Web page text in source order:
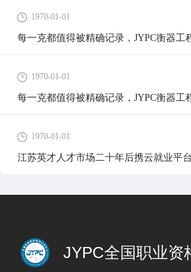
1970-01-01
每一克都值得被精确记录，JYPC衡器工
1970-01-01
每一克都值得被精确记录，JYPC衡器工
1970-01-01
江苏英才人才市场二十年后携云就业平
JYPC全国职业资